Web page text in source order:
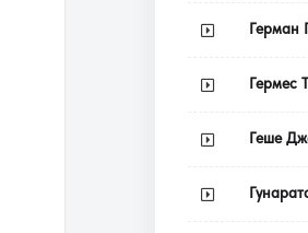
Герман
Гермес
Геше